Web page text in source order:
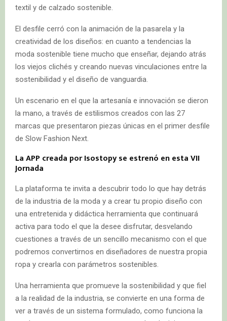
textil y de calzado sostenible.
El desfile cerró con la animación de la pasarela y la
creatividad de los diseños: en cuanto a tendencias la
moda sostenible tiene mucho que enseñar, dejando atrás
los viejos clichés y creando nuevas vinculaciones entre la
sostenibilidad y el diseño de vanguardia.
Un escenario en el que la artesanía e innovación se dieron
la mano, a través de estilismos creados con las 27
marcas que presentaron piezas únicas en el primer desfile
de Slow Fashion Next.
La APP creada por Isostopy se estrenó en esta VII
Jornada
La plataforma te invita a descubrir todo lo que hay detrás
de la industria de la moda y a crear tu propio diseño con
una entretenida y didáctica herramienta que continuará
activa para todo el que la desee disfrutar, desvelando
cuestiones a través de un sencillo mecanismo con el que
podremos convertirnos en diseñadores de nuestra propia
ropa y crearla con parámetros sostenibles.
Una herramienta que promueve la sostenibilidad y que fiel
a la realidad de la industria, se convierte en una forma de
ver a través de un sistema formulado, como funciona la